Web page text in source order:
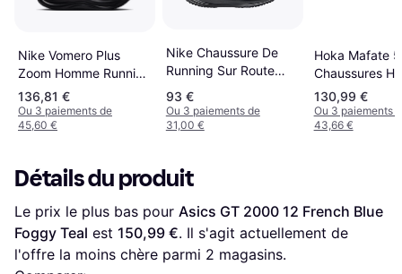
Nike Vomero Plus
Zoom Homme Running
Shoes - Noir
136,81 €
Ou 3 paiements de
45,60 €
Nike Chaussure De
Running Sur Route
Vomero 18 - Noir
93 €
Ou 3 paiements de
31,00 €
Hoka Mafate 5
Chaussures
Cement/Black
130,99 €
Ou 3 paiements
43,66 €
Détails du produit
Le prix le plus bas pour Asics GT 2000 12 French Blue
Foggy Teal est 150,99 €. Il s'agit actuellement de
l'offre la moins chère parmi 2 magasins.